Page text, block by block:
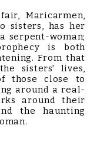
Maricarmen,
sisters, has her
serpent-woman;
is both
From that
sisters' lives,
those close to
around a real-
around their
the haunting